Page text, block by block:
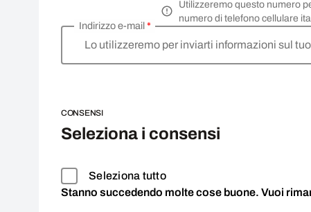
Utilizzeremo questo numero
numero di telefono cellulare
Lo utilizzeremo per inviarti informazioni sul
Indirizzo e-mail *
CONSENSI
Seleziona i consensi
Seleziona tutto
Stanno succedendo molte cose buone. Vuoi